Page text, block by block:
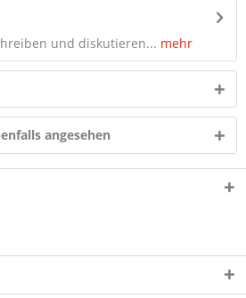
und diskutieren... mehr
angesehen